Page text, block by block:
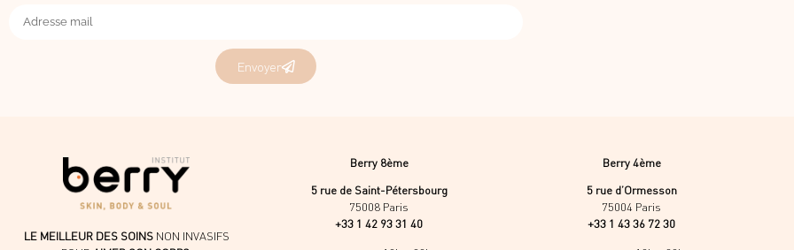
Envoyer
LE MEILLEUR DES SOINSNON INVASIFS
Berry 8ème
5 rue de Saint-Pétersbourg
75008 Paris
+33 1 42 93 31 40
Berry 4ème
5 rue d’Ormesson
75004 Paris
+33 1 43 36 72 30